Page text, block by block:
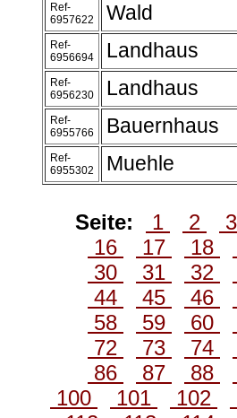
Ref-
6957622
Wald
Ref-
6956694
Landhaus
Ref-
6956230
Landhaus
Ref-
6955766
Bauernhaus
Ref-
6955302
Muehle
Seite: 1 2
16
17 18
30
31 32
44
45 46
58
59 60
72
73 74
86
87 88
100
101 102